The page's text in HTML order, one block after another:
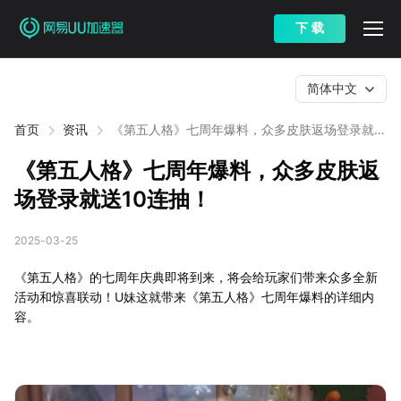
下 载
首页 资讯
《第五人格》七周年爆料，众多皮肤返场登录就送
简体中文
《第五人格》七周年爆料，众多皮肤返
场登录就送10连抽！
2025-03-25
《第五人格》的七周年庆典即将到来，将会给玩家们带来众多全新
活动和惊喜联动！U妹这就带来《第五人格》七周年爆料的详细内
容。